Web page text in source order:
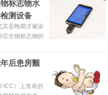
标志物水
测设备
其是晚期才被诊
症生物标志物的
后患房颤
ICC）上发表的